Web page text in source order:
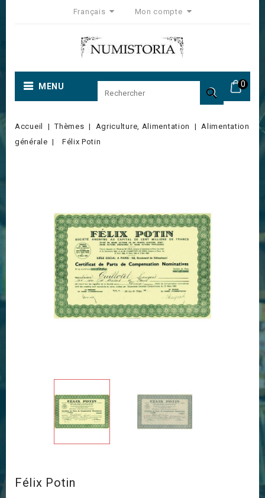
Français Mon compte
0
MENU 
Accueil Thèmes Agriculture, Alimentation
Alimentation
générale
Félix Potin
Félix Potin